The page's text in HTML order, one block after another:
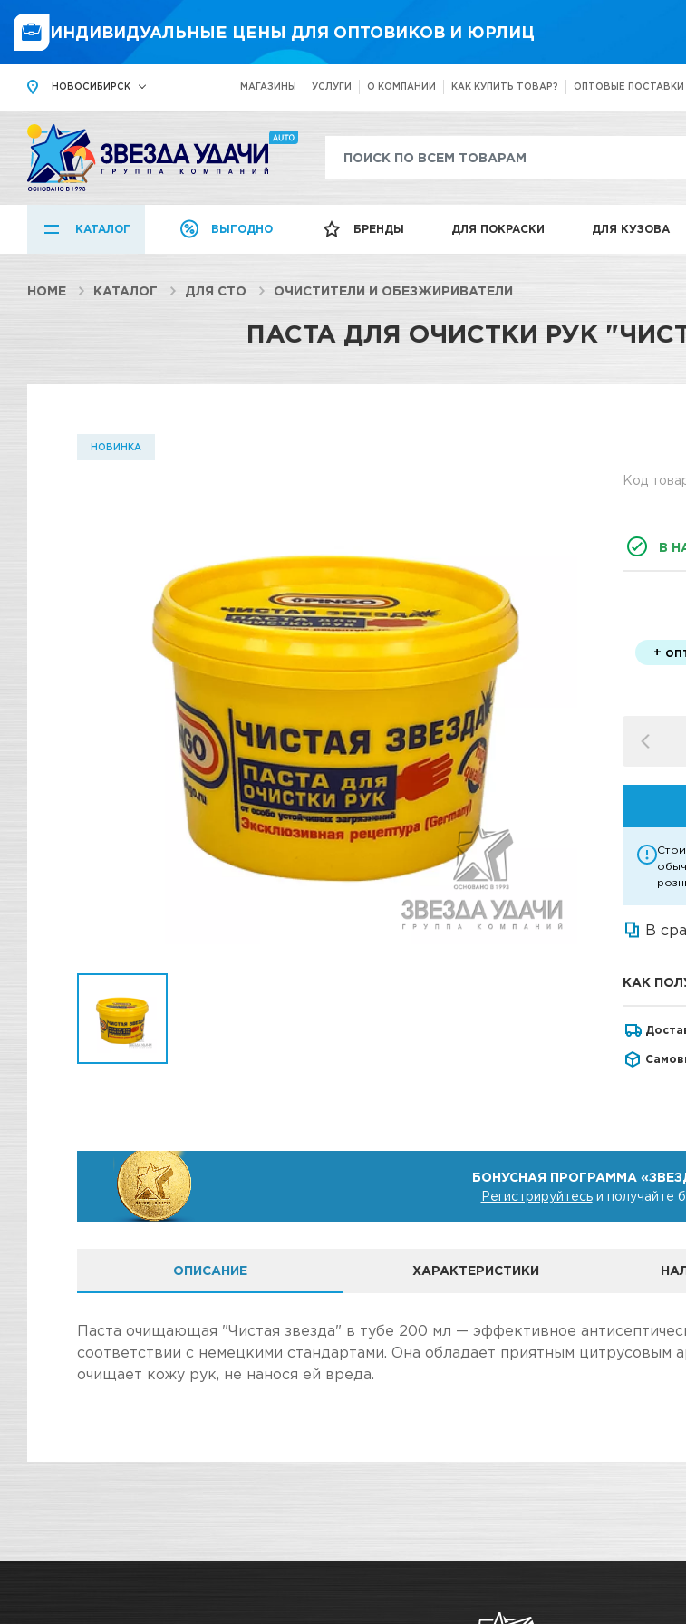
ИНДИВИДУАЛЬНЫЕ ЦЕНЫ ДЛЯ ОПТОВИКОВ И ЮРЛИЦ
НОВОСИБИРСК МАГАЗИНЫ УСЛУГИ О КОМПАНИИ КАК КУПИТЬ ТОВАР? ОПТОВЫЕ ПОСТАВКИ
КАТАЛОГ ВЫГОДНО БРЕНДЫ ДЛЯ ПОКРАСКИ ДЛЯ КУЗОВА
HOME КАТАЛОГ ДЛЯ СТО ОЧИСТИТЕЛИ И ОБЕЗЖИРИВАТЕЛИ
ПАСТА ДЛЯ ОЧИСТКИ РУК
НОВИНКА
Код
В
+
В
КАК
БОНУСНАЯ ПРОГРАММА
Регистрируйтесьи получайте
ОПИСАНИЕ ХАРАКТЕРИСТИКИ
Паста очищающая "Чистая звезда" в тубе 200 мл — эффективное
соответствии с немецкими стандартами. Она обладает приятным
очищает кожу рук, не нанося ей вреда.
Стоимость в интернет-магазине обычно дешевле, чем в розничном.